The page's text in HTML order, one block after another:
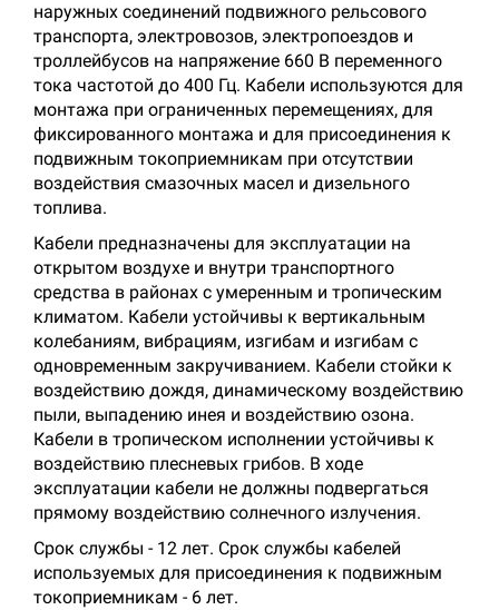
наружных соединений подвижного рельсового
транспорта, электровозов, электропоездов и
троллейбусов на напряжение 660 В переменного
тока частотой до 400 Гц. Кабели используются для
монтажа при ограниченных перемещениях, для
фиксированного монтажа и для присоединения к
подвижным токоприемникам при отсутствии
воздействия смазочных масел и дизельного
топлива.
Кабели предназначены для эксплуатации на
открытом воздухе и внутри транспортного
средства в районах с умеренным и тропическим
климатом. Кабели устойчивы к вертикальным
колебаниям, вибрациям, изгибам и изгибам с
одновременным закручиванием. Кабели стойки к
воздействию дождя, динамическому воздействию
пыли, выпадению инея и воздействию озона.
Кабели в тропическом исполнении устойчивы к
воздействию плесневых грибов. В ходе
эксплуатации кабели не должны подвергаться
прямому воздействию солнечного излучения.
Срок службы - 12 лет. Срок службы кабелей
используемых для присоединения к подвижным
токоприемникам - 6 лет.